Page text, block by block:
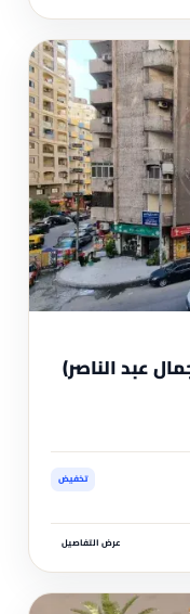
تخفيض
عرض التفاصيل